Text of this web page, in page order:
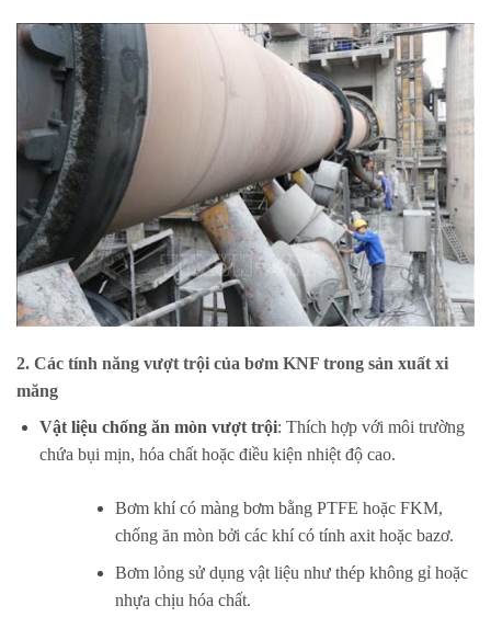
2. Các tính năng vượt trội của bơm KNF trong sản xuất xi
măng
Vật liệu chống ăn mòn vượt trội: Thích hợp với môi trường
chứa bụi mịn, hóa chất hoặc điều kiện nhiệt độ cao.
Bơm khí có màng bơm bằng PTFE hoặc FKM,
chống ăn mòn bởi các khí có tính axit hoặc bazơ.
Bơm lỏng sử dụng vật liệu như thép không gỉ hoặc
nhựa chịu hóa chất.